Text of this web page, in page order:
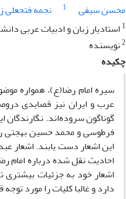
محسن سیفی
1 نجمه فتحعلی
1 استادیار زبان و ادبیات عربی
2نویسنده
چکیده
سیره امام رضا(ع)، همواره
عرب و ایران نیز قصایدی
گوناگون سروده‌اند.
فرطوسی و محمد حسین بهجتی
این اشعار دست یابند. اشعار
احادیث نقل شده درباره
اشعار خود به جزئیات
دارد و غالبا کلیات را مورد